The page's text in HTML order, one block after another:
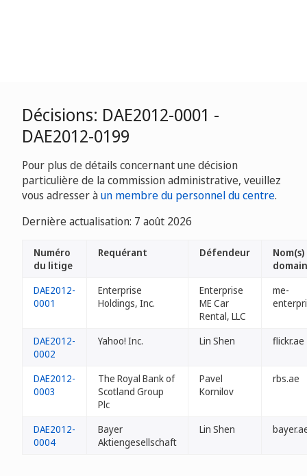
Décisions: DAE2012-0001 -
DAE2012-0199
Pour plus de détails concernant une décision
particulière de la commission administrative, veuillez
vous adresser àun membre du personnel du centre.
Dernière actualisation: 7 août 2026
Numéro
du litige
Requérant Défendeur
Nom(s)
DAE2012-
0001
Enterprise
Holdings, Inc.
Enterprise
ME Car
Rental, LLC
me-
DAE2012-
0002
Yahoo! Inc. Lin Shen flickr.ae
DAE2012-
0003
The Royal Bank of
Scotland Group
Plc
Pavel
Kornilov
rbs.ae
DAE2012-
0004
Bayer
Aktiengesellschaft
Lin Shen